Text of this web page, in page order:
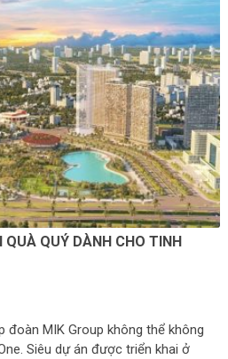
QUÝ DÀNH CHO TINH
đoàn MIK Group không thể không
Siêu dự án được triển khai ở